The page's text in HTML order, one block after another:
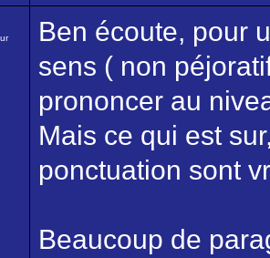
Ben écoute, pour
sens ( non
prononcer au
Mais ce qui est
ponctuation sont
Beaucoup de